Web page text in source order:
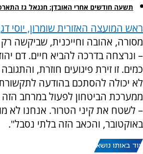
תשעה חודשים אחרי האובדן: חננאל גז
ראש המועצה האזורית שומרון, יוסי
מסורה, אהובה וחייכנית, שביקשה
– ונרצחה בדרכה להביא חיים. דם
כמים. זו זירת פיגועים חוזרת,
לא יכולה להסתכם בהודעה
ממערכת הביטחון לפעול במרחב הזה
– לשטח את קיני הטרור. אנחנו לא
באוקטובר, והכאב הזה בלתי נסבל".
עוד באותו נושא: